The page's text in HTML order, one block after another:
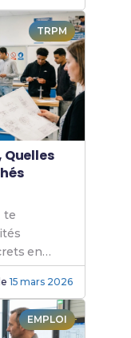
TRPM
Quelles
te
en
15 mars 2026
EMPLOI